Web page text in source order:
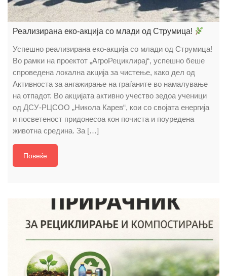
Реализирана еко-акција со млади од Струмица!
Успешно реализирана еко-акција со млади од Струмица!
Во рамки на проектот „АгроРециклирај“, успешно беше
спроведена локална акција за чистење, како дел од
Активноста за ангажирање на граѓаните во намалување
на отпадот. Во акцијата активно учество зедоа ученици
од ДСУ-РЦСОО „Никола Карев“, кои со својата енергија
и посветеност придонесоа кон почиста и поуредена
животна средина. За […]
Повеќе